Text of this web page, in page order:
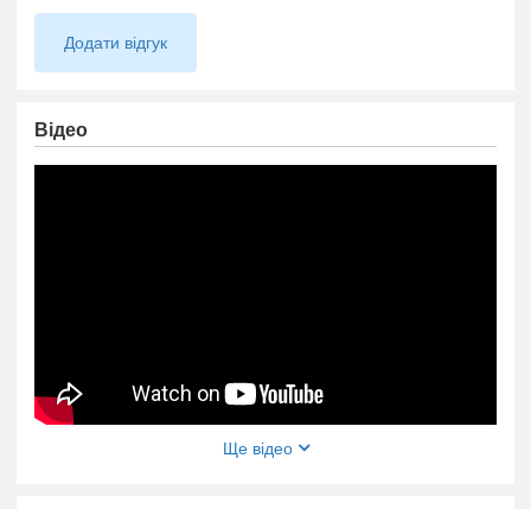
Одноразовые расходники.
Работа в кабинете!
*микроблейдинг бровей напылением, волоском,
комбинированный
Додати відгук
Відео
Ще відео